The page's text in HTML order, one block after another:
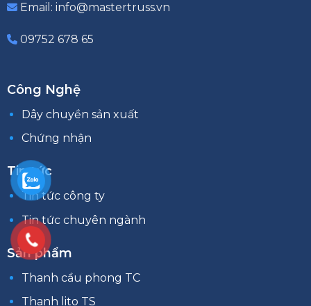
Email: info@mastertruss.vn
09752 678 65
Công Nghệ
Dây chuyền sản xuất
Chứng nhận
Tin tức
Tin tức công ty
Tin tức chuyên ngành
Sản phẩm
Thanh cầu phong TC
Thanh lito TS